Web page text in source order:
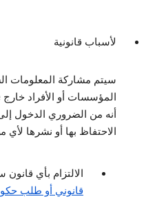
لأسباب قانونية
سيتم مشاركة المعلومات
أنه من الضروري الدخول
الاحتفاظ بها أو نشرها لأي
الالتزام بأي قانون
قانوني أو طلب